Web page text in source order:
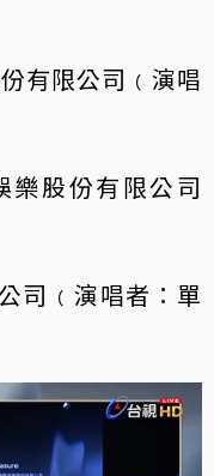
有限公司﹙演唱
樂股份有限公司
司﹙演唱者：單